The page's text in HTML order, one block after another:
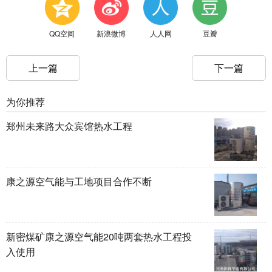
QQ空间 新浪微博 人人网 豆瓣
上一篇 下一篇
为你推荐
郑州未来路大众宾馆热水工程
康之源空气能与工地项目合作不断
新密煤矿康之源空气能20吨两套热水工程投
入使用